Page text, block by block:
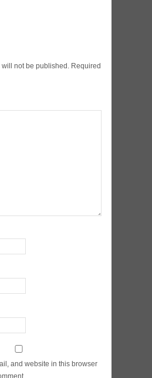
not be published. Required
and website in this browser